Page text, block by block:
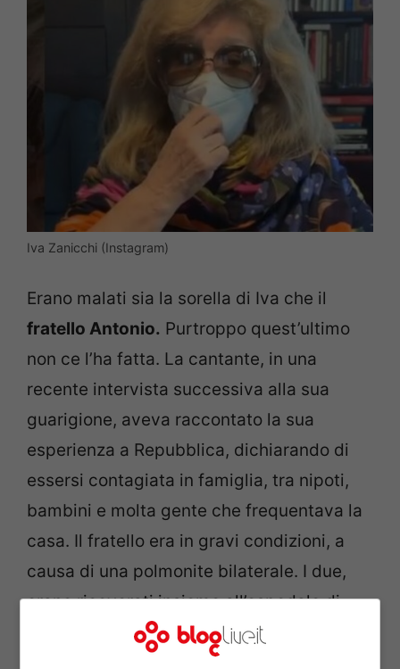
Iva Zanicchi (Instagram)
Erano malati sia la sorella di Iva che il
fratello Antonio. Purtroppo quest’ultimo
non ce l’ha fatta. La cantante, in una
recente intervista successiva alla sua
guarigione, aveva raccontato la sua
esperienza a Repubblica, dichiarando di
essersi contagiata in famiglia, tra nipoti,
bambini e molta gente che frequentava la
casa. Il fratello era in gravi condizioni, a
causa di una polmonite bilaterale. I due,
erano ricoverati insieme all’ospedale di
Vimercate, ma da qualche giorno l’uomo